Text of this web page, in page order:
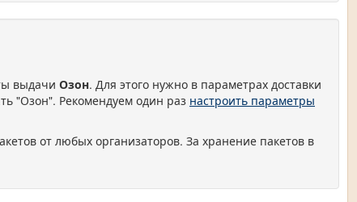
выдачи Озон. Для этого нужно в параметрах доставки
"Озон". Рекомендуем один раз настроить параметры
от любых организаторов. За хранение пакетов в